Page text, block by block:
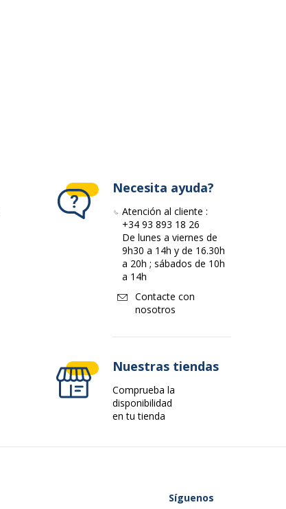
Necesita ayuda?
Atención al cliente :
+34 93 893 18 26
De lunes a viernes de
9h30 a 14h y de 16.30h
a 20h ; sábados de 10h
a 14h
Contacte con
nosotros
Nuestras tiendas
Comprueba la
disponibilidad
en tu tienda
Síguenos